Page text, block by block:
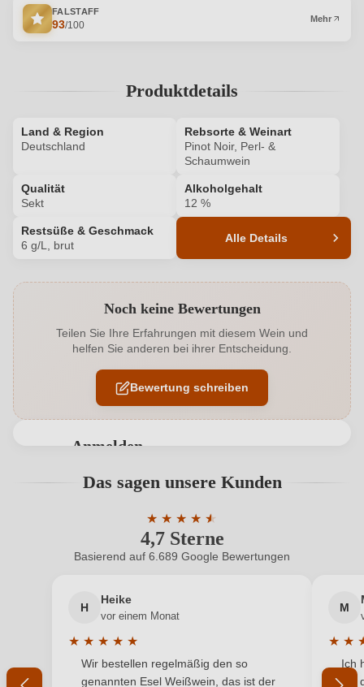
FALSTAFF
93/100
Mehr
Produktdetails
Land & Region
Deutschland
Rebsorte & Weinart
Pinot Noir, Perl- &
Schaumwein
Qualität
Sekt
Alkoholgehalt
12 %
Restsüße & Geschmack
6 g/L, brut
Alle Details
Alkoholgehalt in % 12 %
Allergene Enthält Sulfite
Auszeichnungen Falstaff
Jahrgang 2020
Noch keine Bewertungen
Teilen Sie Ihre Erfahrungen mit diesem Wein und
helfen Sie anderen bei ihrer Entscheidung.
Bewertung schreiben
Anmelden
Benutzern abgegeben werden. Bitte loggen Sie sich
Neuer Kunde? Neuer Kunde?
Ihre E-Mail-Adresse
Ihr Passwort
Das sagen unsere Kunden
4,7 Sterne
★ ★ ★ ★ ★
★
Durchschnittliche Bewertung von 4.7
Basierend auf 6.689 Google Bewertungen
H
Heike
vor einem Monat
★ ★ ★ ★ ★
Durchschnittliche Bewertung von 5 von 5 Sternen
Wir bestellen regelmäßig den so
genannten Esel Weißwein, das ist der
M
★ ★
Ich
mit